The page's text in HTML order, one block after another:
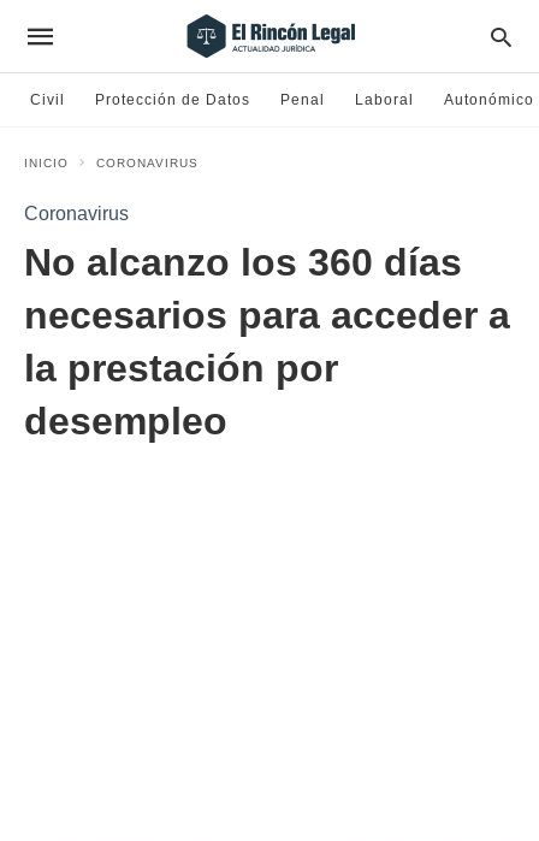
Civil Protección de Datos Penal Laboral Autonómico
INICIO CORONAVIRUS
Coronavirus
No alcanzo los 360 días
necesarios para acceder a
la prestación por
desempleo